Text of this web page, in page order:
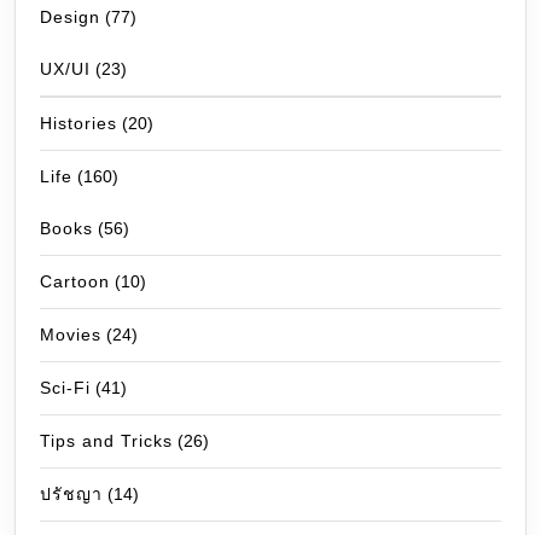
Design (77)
UX/UI (23)
Histories (20)
Life (160)
Books (56)
Cartoon (10)
Movies (24)
Sci-Fi (41)
Tips and Tricks (26)
ปรัชญา (14)